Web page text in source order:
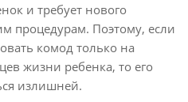
и требует нового
процедурам. Поэтому, если
комод только на
жизни ребенка, то его
излишней.